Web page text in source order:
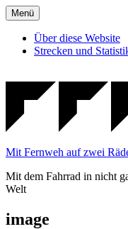
Zum
Inhalt
springen
Menü
Über diese Website
Strecken und
Mit Fernweh auf zwei
Mit dem Fahrrad in nicht
Welt
image